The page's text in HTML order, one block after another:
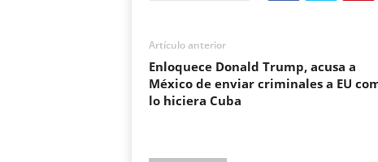
Artículo anterior
Enloquece Donald Trump, acusa a
México de enviar criminales a EU
lo hiciera Cuba